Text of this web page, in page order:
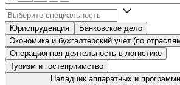
Юриспруденция
Банковское дело
Экономика и бухгалтерский учет (по
Операционная деятельность в логистике
Туризм и гостеприимство
Наладчик аппаратных и программных